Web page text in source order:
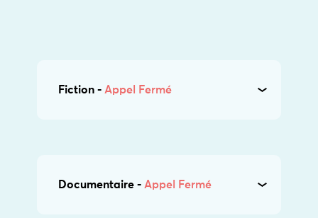
Fiction - Appel Fermé
Documentaire - Appel Fermé